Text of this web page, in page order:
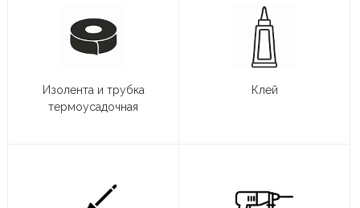
Изолента и трубка
термоусадочная
Клей